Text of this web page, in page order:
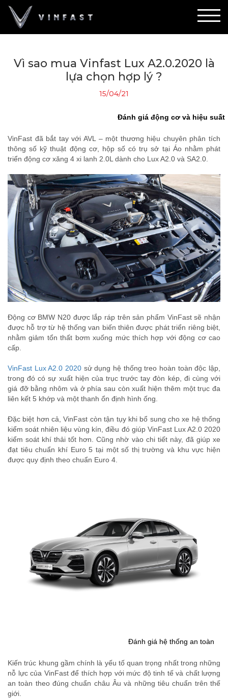
Vì sao mua Vinfast Lux A2.0.2020 là
lựa chọn hợp lý ?
15/04/21
Đánh giá động cơ và hiệu suất
VinFast đã bắt tay với AVL – một thương hiệu chuyên phân tích
thông số kỹ thuật động cơ, hộp số có trụ sở tại Áo nhằm phát
triển động cơ xăng 4 xi lanh 2.0L dành cho Lux A2.0 và SA2.0.
Động cơ BMW N20 được lắp ráp trên sản phẩm VinFast sẽ nhận
được hỗ trợ từ hệ thống van biến thiên được phát triển riêng biệt,
nhằm giảm tổn thất bơm xuống mức thích hợp với động cơ cao
cấp.
VinFast Lux A2.0 2020 sử dụng hệ thống treo hoàn toàn độc lập,
trong đó có sự xuất hiện của trục trước tay đòn kép, đi cùng với
giá đỡ bằng nhôm và ở phía sau còn xuất hiện thêm một trục đa
liên kết 5 khớp và một thanh ổn định hình ống.
Đặc biệt hơn cả, VinFast còn tận tụy khi bổ sung cho xe hệ thống
kiểm soát nhiên liệu vùng kín, điều đó giúp VinFast Lux A2.0 2020
kiểm soát khí thải tốt hơn. Cũng nhờ vào chi tiết này, đã giúp xe
đạt tiêu chuẩn khí Euro 5 tại một số thị trường và khu vực hiện
được quy định theo chuẩn Euro 4.
Đánh giá hệ thống an toàn
Kiến trúc khung gầm chính là yếu tố quan trọng nhất trong những
nỗ lực của VinFast để thích hợp với mức độ tinh tế và chất lượng
an toàn theo đúng chuẩn châu Âu và những tiêu chuẩn trên thế
giới.